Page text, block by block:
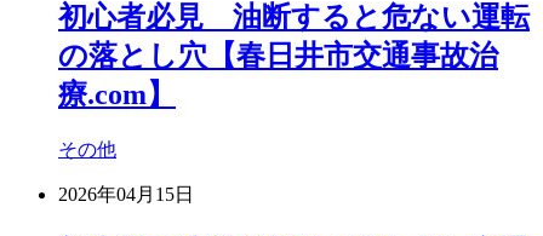
初心者必見 油断すると危ない運転
の落とし穴【春日井市交通事故治
療.com】
その他
2026年04月15日